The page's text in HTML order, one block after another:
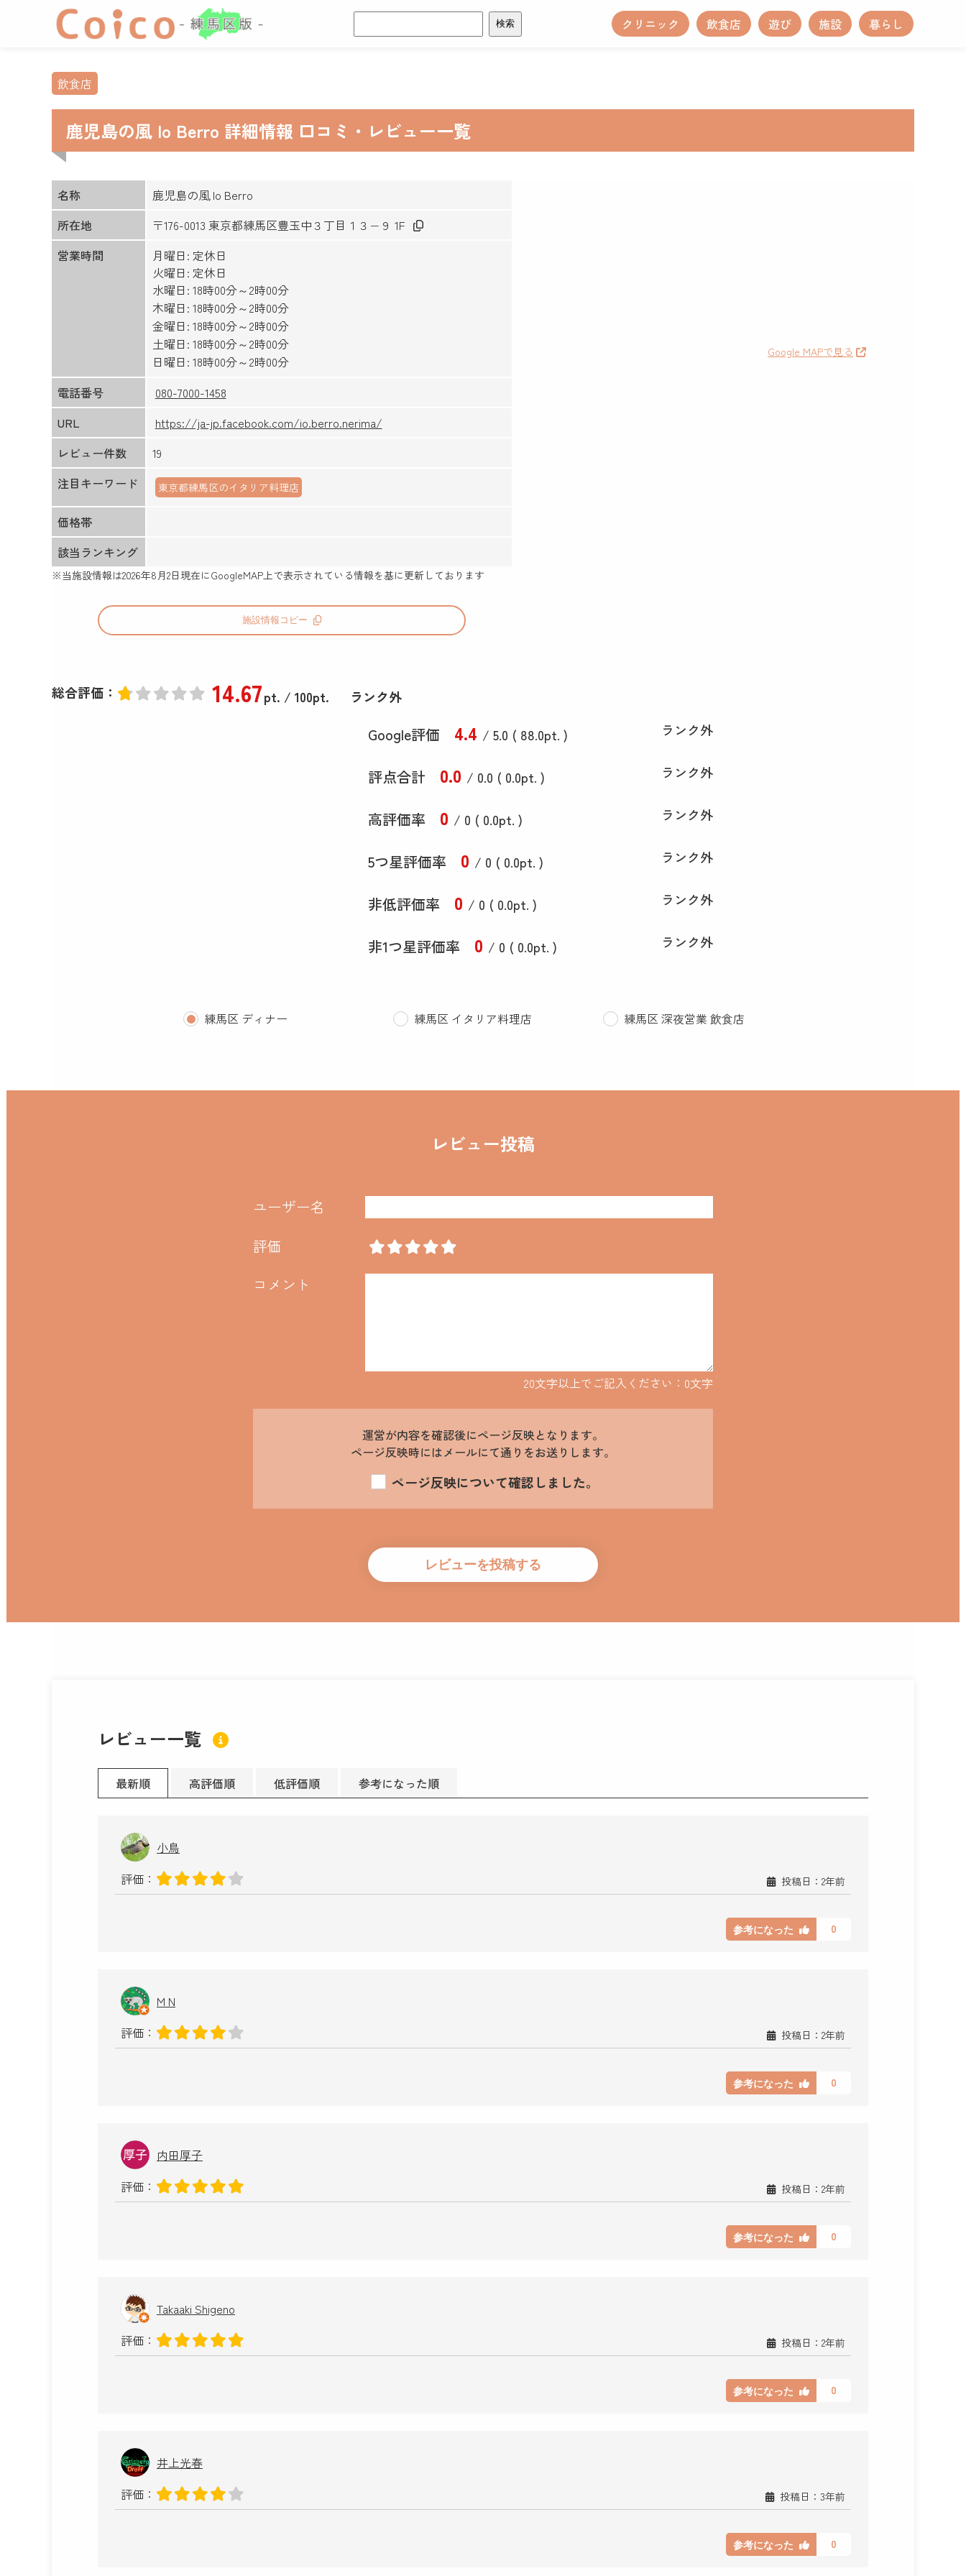
索:
クリニック 飲食店 遊び 施設 暮らし
飲食店
鹿児島の風 Io Berro 詳細情報 口コミ・レビュー一覧
名称
鹿児島の風 Io Berro
所在地
〒176-0013 東京都練馬区豊玉中３丁目１３−９ 1F
営業時間
月曜日: 定休日
火曜日: 定休日
水曜日: 18時00分～2時00分
木曜日: 18時00分～2時00分
金曜日: 18時00分～2時00分
土曜日: 18時00分～2時00分
日曜日: 18時00分～2時00分
電話番号
080-7000-1458
URL
https://ja-jp.facebook.com/io.berro.nerima/
レビュー件数
19
注目キーワード
東京都練馬区のイタリア料理店
価格帯
該当ランキング
※当施設情報は2026年8月2日現在にGoogleMAP上で表示されている情報を基に更新しております
施設情報コピー
Google MAPで見る
総合評価： 14.67pt. / 100pt. ランク外
Google評価 4.4 / 5.0 ( 88.0pt. ) ランク外
評点合計 0.0 / 0.0 ( 0.0pt. ) ランク外
高評価率 0 / 0 ( 0.0pt. ) ランク外
5つ星評価率 0 / 0 ( 0.0pt. ) ランク外
非低評価率 0 / 0 ( 0.0pt. ) ランク外
非1つ星評価率 0 / 0 ( 0.0pt. ) ランク外
練馬区 ディナー 練馬区 イタリア料理店 練馬区 深夜営業 飲食店
レビュー投稿
ユーザー名
評価
コメント
20文字以上でご記入ください： 0文字
運営が内容を確認後にページ反映となります。
ページ反映時にはメールにて通りをお送りします。
ページ反映について確認しました。
レビュー一覧
最新順 高評価順 低評価順 参考になった順
小鳥
評価：
投稿日：2年前
参考になった 0
M N
評価：
投稿日：2年前
参考になった 0
内田厚子
評価：
投稿日：2年前
参考になった 0
Takaaki Shigeno
評価：
投稿日：2年前
参考になった 0
井上光春
評価：
投稿日：3年前
参考になった 0